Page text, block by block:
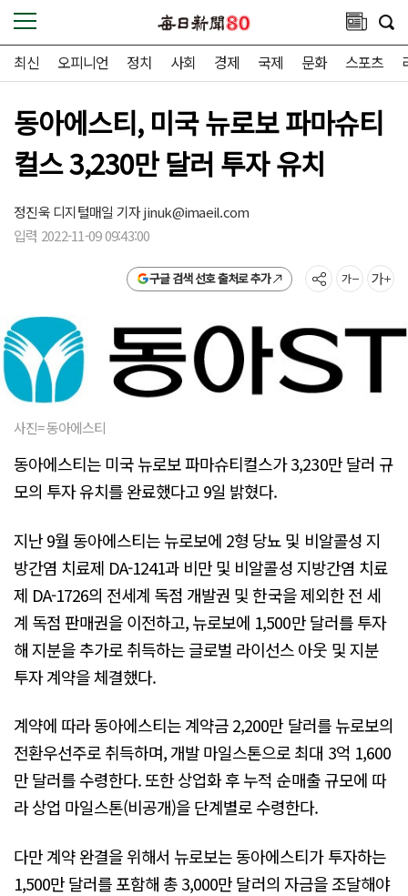
최신 오피니언 정치 사회 경제 국제 문화 스포츠
동아에스티, 미국 뉴로보 파마슈티
컬스 3,230만 달러 투자 유치
정진욱 디지털매일 기자jinuk@imaeil.com
입력 2022-11-09 09:43:00
구글 검색 선호 출처로 추가
사진= 동아에스티
동아에스티는 미국 뉴로보 파마슈티컬스가 3,230만 달러 규
모의 투자 유치를 완료했다고 9일 밝혔다.
지난 9월 동아에스티는 뉴로보에 2형 당뇨 및 비알콜성 지
방간염 치료제 DA-1241과 비만 및 비알콜성 지방간염 치료
제 DA-1726의 전세계 독점 개발권 및 한국을 제외한 전 세
계 독점 판매권을 이전하고, 뉴로보에 1,500만 달러를 투자
해 지분을 추가로 취득하는 글로벌 라이선스 아웃 및 지분
투자 계약을 체결했다.
계약에 따라 동아에스티는 계약금 2,200만 달러를 뉴로보의
전환우선주로 취득하며, 개발 마일스톤으로 최대 3억 1,600
만 달러를 수령한다. 또한 상업화 후 누적 순매출 규모에 따
라 상업 마일스톤(비공개)을 단계별로 수령한다.
다만 계약 완결을 위해서 뉴로보는 동아에스티가 투자하는
1,500만 달러를 포함해 총 3,000만 달러의 자금을 조달해야